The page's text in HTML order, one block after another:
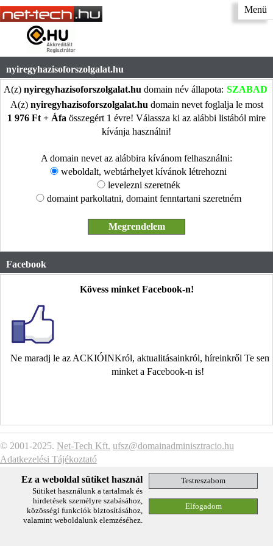
Menü
nyiregyhazisoforszolgalat.hu
A(z) nyiregyhazisoforszolgalat.hu domain név állapota: SZABAD
A(z) nyiregyhazisoforszolgalat.hu domain nevet foglalja le most
1 976 Ft + Áfa összegért 1 évre! Válassza ki az alábbi listából mire
kívánja használni!
A domain nevet az alábbira kívánom felhasználni:
weboldalt, webtárhelyet kívánok létrehozni
levelezni szeretnék
domaint parkoltatni, domaint fenntartani szeretném
Facebook
Kövess minket Facebook-n!
Ne maradj le az ACKIÓINKról, aktualitásainkról, híreinkről Te
minket a Facebook-n is!
© 2001-2025. Net-Tech Kft. ufsz@domainadminisztracio.hu
Adatkezelési Tájékoztató
Ez a weboldal sütiket használ
Sütiket használunk a tartalmak és
hirdetések személyre szabásához,
közösségi funkciók biztosításához,
valamint weboldalunk elemzéséhez.